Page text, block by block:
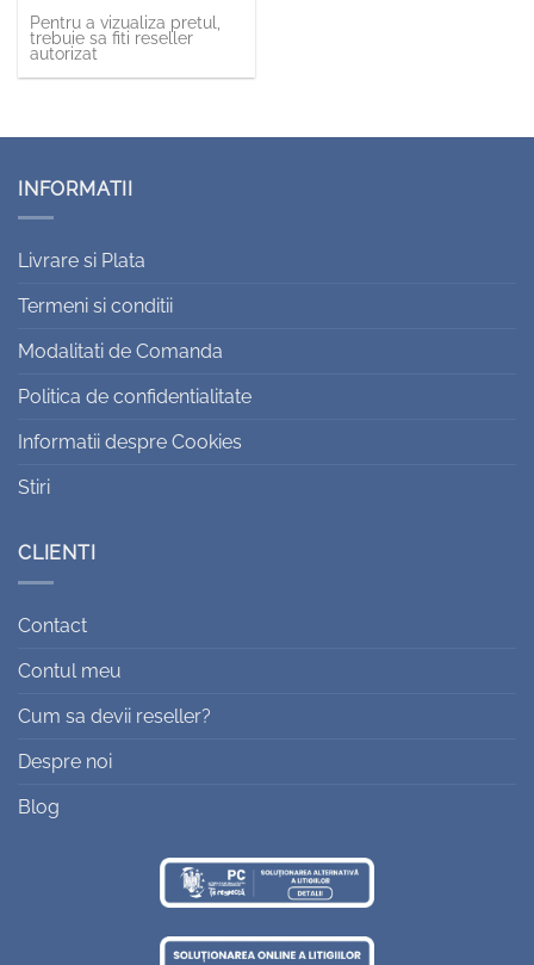
Pentru a vizualiza pretul,
trebuie sa fiti reseller
autorizat
INFORMATII
Livrare si Plata
Termeni si conditii
Modalitati de Comanda
Politica de confidentialitate
Informatii despre Cookies
Stiri
CLIENTI
Contact
Contul meu
Cum sa devii reseller?
Despre noi
Blog